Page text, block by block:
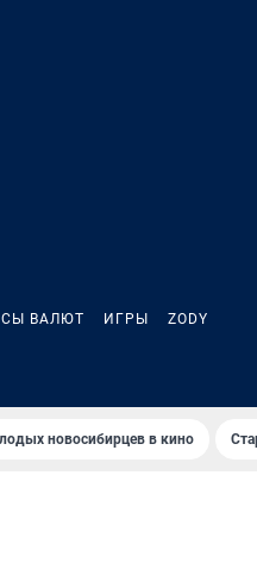
ВАЛЮТ ИГРЫ ZODY
новосибирцев в кино